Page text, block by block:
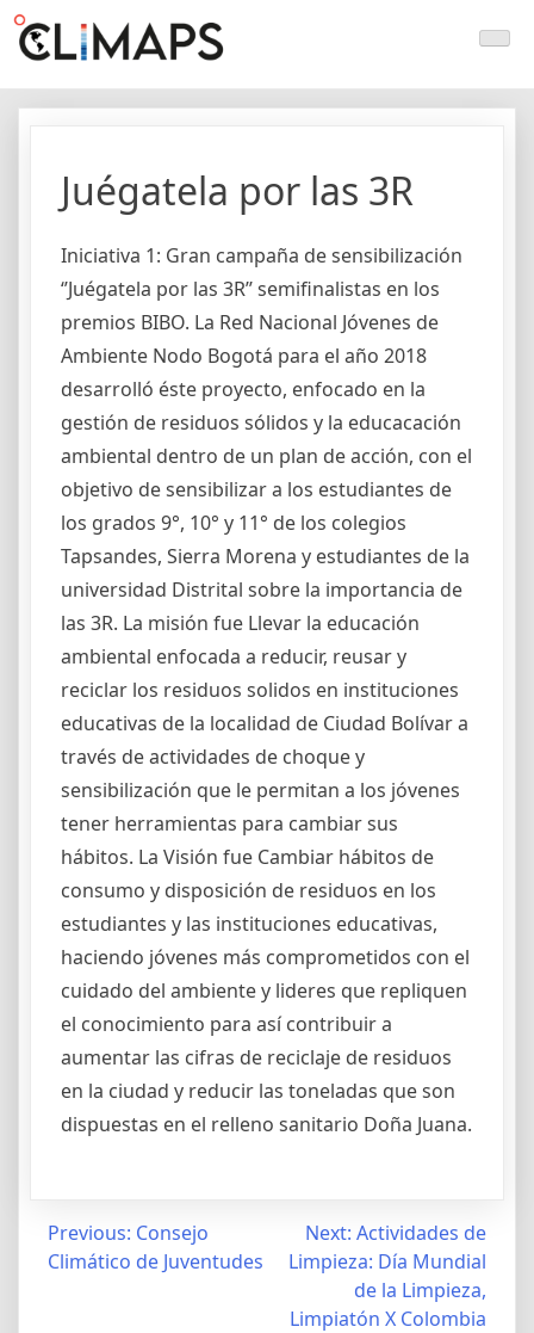
Skip
Climaps.org
Mapas de acción climática en Latinoamérica y el caribe
Juégatela por las 3R
Iniciativa 1: Gran campaña de sensibilización
‘’Juégatela por las 3R’’ semifinalistas en los
premios BIBO. La Red Nacional Jóvenes de
Ambiente Nodo Bogotá para el año 2018
desarrolló éste proyecto, enfocado en la
gestión de residuos sólidos y la educacación
ambiental dentro de un plan de acción, con el
objetivo de sensibilizar a los estudiantes de
los grados 9°, 10° y 11° de los colegios
Tapsandes, Sierra Morena y estudiantes de la
universidad Distrital sobre la importancia de
las 3R. La misión fue Llevar la educación
ambiental enfocada a reducir, reusar y
reciclar los residuos solidos en instituciones
educativas de la localidad de Ciudad Bolívar a
través de actividades de choque y
sensibilización que le permitan a los jóvenes
tener herramientas para cambiar sus
hábitos. La Visión fue Cambiar hábitos de
consumo y disposición de residuos en los
estudiantes y las instituciones educativas,
haciendo jóvenes más comprometidos con el
cuidado del ambiente y lideres que repliquen
el conocimiento para así contribuir a
aumentar las cifras de reciclaje de residuos
en la ciudad y reducir las toneladas que son
dispuestas en el relleno sanitario Doña Juana.
Post
navigation
Previous: Consejo
Climático de Juventudes
Next: Actividades de
Limpieza: Día Mundial
de la Limpieza,
Limpiatón X Colombia